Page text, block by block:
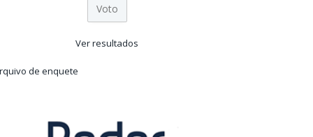
Ver resultados
de enquete